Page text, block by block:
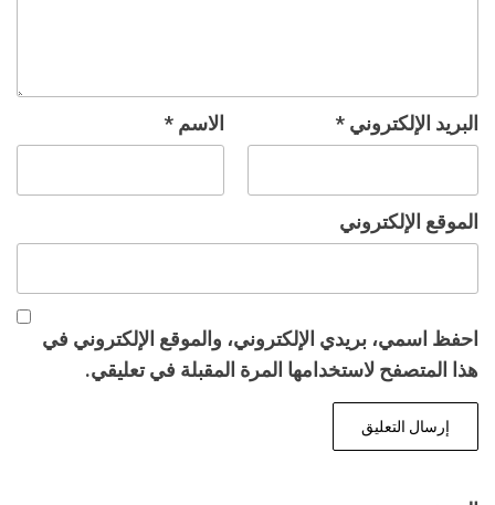
الاسم * البريد الإلكتروني *
الموقع الإلكتروني
احفظ اسمي، بريدي الإلكتروني، والموقع الإلكتروني في
هذا المتصفح لاستخدامها المرة المقبلة في تعليقي.